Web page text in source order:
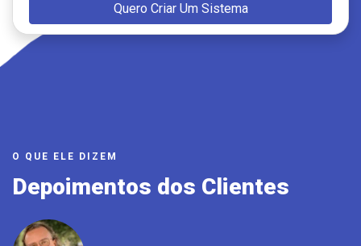
Quero Criar Um Sistema
O QUE ELE DIZEM
Depoimentos dos Clientes